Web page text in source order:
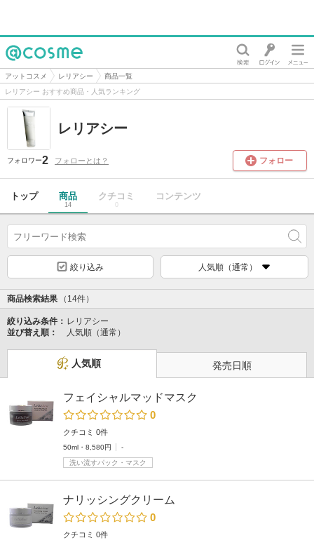
@cosme
アットコスメ レリアシー
商品一覧
レリアシー おすすめ商品・人気ランキング
レリアシー
フォロワー2 フォローとは？ フォロー
トップ 商品
14
クチコミ
0
コンテンツ
絞り込み 人気順（通常）
商品検索結果 （14件）
絞り込み条件： レリアシー
並び替え順：
人気順（通常）
人気順 発売日順
フェイシャルマッドマスク
0
クチコミ 0件
50ml・8,580円
-
洗い流すパック・マスク
ナリッシングクリーム
0
クチコミ 0件